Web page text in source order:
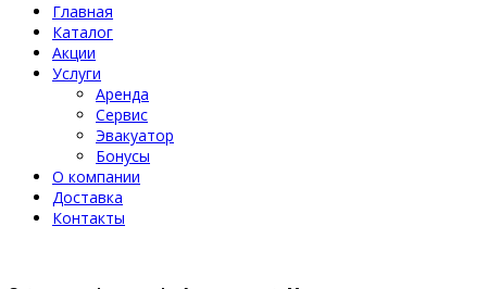
Главная
Каталог
Акции
Услуги
Аренда
Сервис
Эвакуатор
Бонусы
О компании
Доставка
Контакты